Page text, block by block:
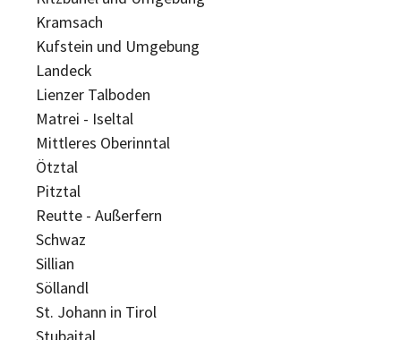
Kramsach
Kufstein und Umgebung
Landeck
Lienzer Talboden
Matrei - Iseltal
Mittleres Oberinntal
Ötztal
Pitztal
Reutte - Außerfern
Schwaz
Sillian
Söllandl
St. Johann in Tirol
Stubaital